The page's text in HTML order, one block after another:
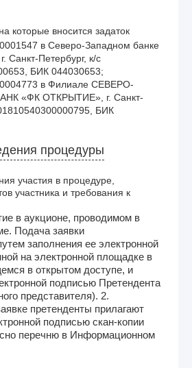
которые вносится задаток
в Северо-Западном банке
Санкт-Петербург, к/с
БИК 044030653;
в Филиале СЕВЕРО-
«ФК ОТКРЫТИЕ», г. Санкт-
БИК
процедуры
участия в процедуре,
участника и требования к
в аукционе, проводимом в
Подача заявки
заполнения ее электронной
на электронной площадке в
в открытом доступе, и
подписью Претендента
представителя). 2.
претенденты прилагают
подписью скан-копии
перечню в Информационном